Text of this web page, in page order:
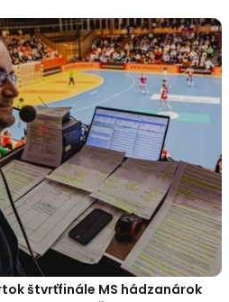
štvrťfinále MS hádzanárok